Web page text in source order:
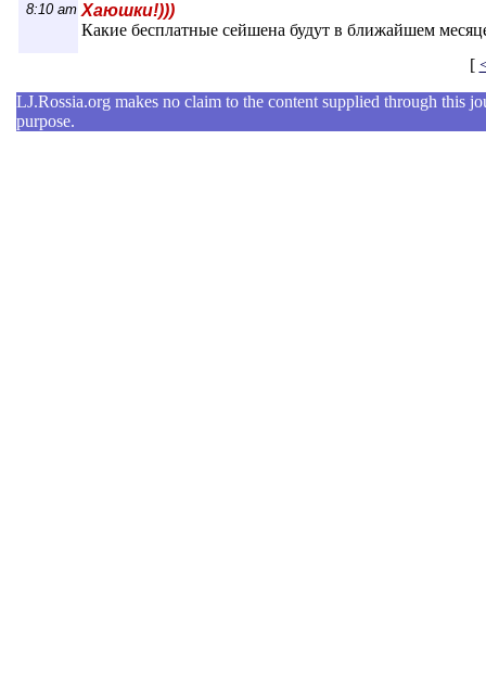
8:10 am Хаюшки!)))
Какие бесплатные сейшена будут в ближайшем
[
LJ.Rossia.org makes no claim to the content supplied through this
purpose.